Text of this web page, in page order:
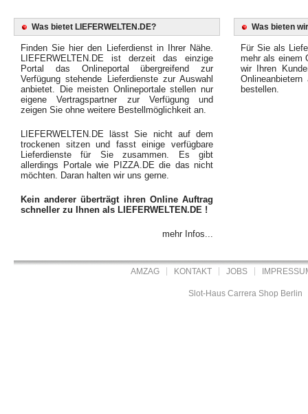
Was bietet LIEFERWELTEN.DE?
Finden Sie hier den Lieferdienst in Ihrer Nähe.
LIEFERWELTEN.DE ist derzeit das einzige
Portal das Onlineportal übergreifend zur
Verfügung stehende Lieferdienste zur Auswahl
anbietet. Die meisten Onlineportale stellen nur
eigene Vertragspartner zur Verfügung und
zeigen Sie ohne weitere Bestellmöglichkeit an.
LIEFERWELTEN.DE lässt Sie nicht auf dem
trockenen sitzen und fasst einige verfügbare
Lieferdienste für Sie zusammen. Es gibt
allerdings Portale wie PIZZA.DE die das nicht
möchten. Daran halten wir uns gerne.
Kein anderer überträgt ihren Online Auftrag
schneller zu Ihnen als LIEFERWELTEN.DE !
mehr Infos...
Was bieten
Für Sie als
mehr als einem
wir Ihren
bestellen.
AMZAG KONTAKT JOBS
Slot-Haus Carrera Shop Berlin